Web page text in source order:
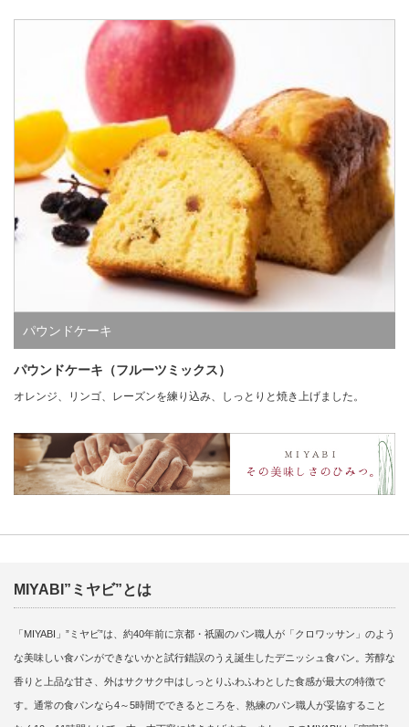
パウンドケーキ
パウンドケーキ（フルーツミックス）
オレンジ、リンゴ、レーズンを練り込み、しっとりと焼き上げました。
MIYABI”ミヤビ”とは
「MIYABI」”ミヤビ”は、約40年前に京都・祇園のパン職人が「クロワッサン」のよう
な美味しい食パンができないかと試行錯誤のうえ誕生したデニッシュ食パン。芳醇な
香りと上品な甘さ、外はサクサク中はしっとりふわふわとした食感が最大の特徴で
す。通常の食パンなら4～5時間でできるところを、熟練のパン職人が妥協すること